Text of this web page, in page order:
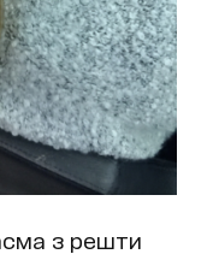
з решти